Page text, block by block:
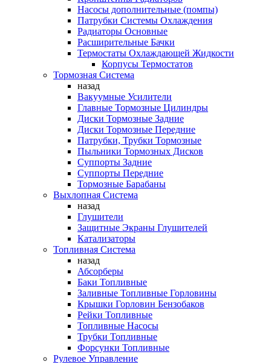
Насосы дополнительные (помпы)
Патрубки Системы Охлаждения
Радиаторы Основные
Расширительные Бачки
Термостаты Охлаждающей Жидкости
Корпусы Термостатов
Тормозная Система
назад
Вакуумные Усилители
Главные Тормозные Цилиндры
Диски Тормозные Задние
Диски Тормозные Передние
Патрубки, Трубки Тормозные
Пыльники Тормозных Дисков
Суппорты Задние
Суппорты Передние
Тормозные Барабаны
Выхлопная Система
назад
Глушители
Защитные Экраны Глушителей
Катализаторы
Топливная Система
назад
Абсорберы
Баки Топливные
Заливные Топливные Горловины
Крышки Горловин Бензобаков
Рейки Топливные
Топливные Насосы
Трубки Топливные
Форсунки Топливные
Рулевое Управление